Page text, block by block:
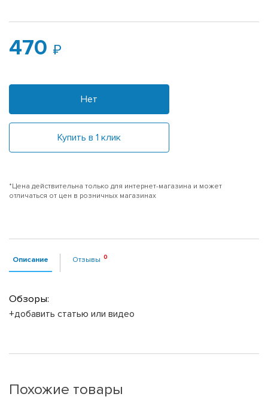
470
Нет
Купить в 1 клик
*Цена действительна только для интернет-магазина и может
отличаться от цен в розничных магазинах
Описание Отзывы
Обзоры:
+добавить статью или видео
Похожие товары